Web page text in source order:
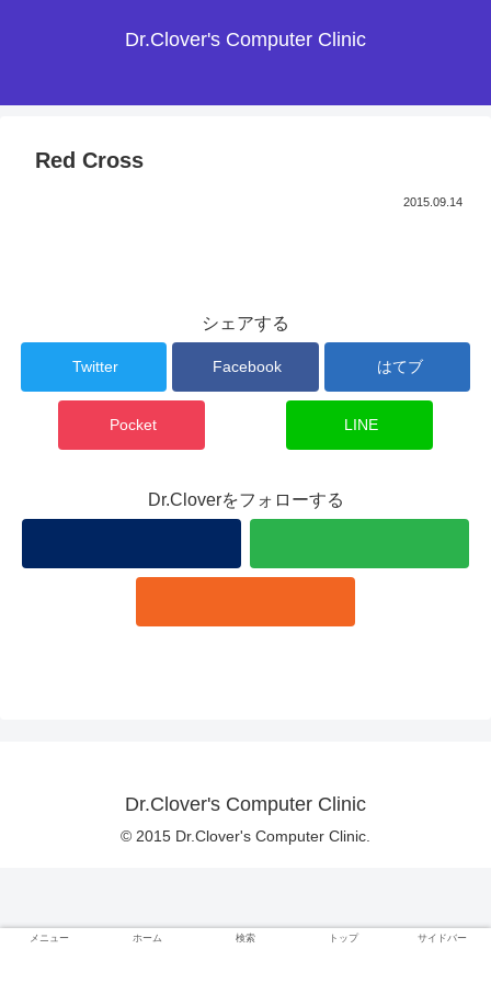
Dr.Clover's Computer Clinic
Red Cross
2015.09.14
シェアする
Twitter Facebook はてブ
Pocket LINE
Dr.Cloverをフォローする
Dr.Clover's Computer Clinic
© 2015 Dr.Clover's Computer Clinic.
メニュー ホーム 検索 トップ サイドバー